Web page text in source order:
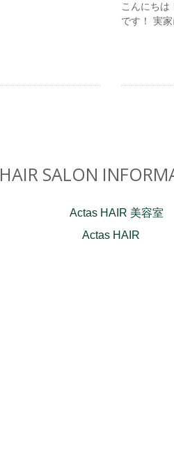
こんにちは
です！ 実
HAIR SALON
Actas HAIR